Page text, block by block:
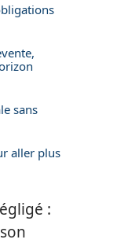
sans
aller plus
: